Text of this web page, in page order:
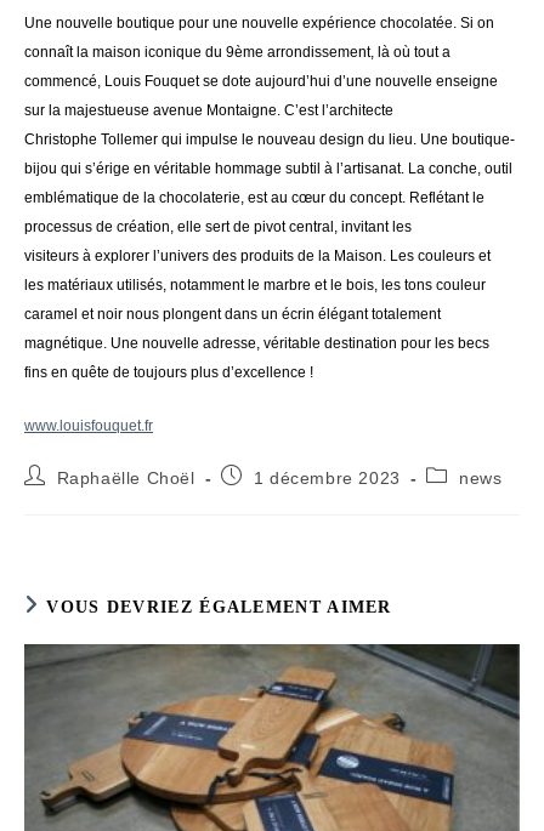
Une nouvelle boutique pour une nouvelle expérience chocolatée. Si on
connaît la maison iconique du 9ème arrondissement, là où tout a
commencé, Louis Fouquet se dote aujourd’hui d’une nouvelle enseigne
sur la majestueuse avenue Montaigne. C’est l’architecte
Christophe Tollemer qui impulse le nouveau design du lieu. Une boutique-
bijou qui s’érige en véritable hommage subtil à l’artisanat. La conche, outil
emblématique de la chocolaterie, estau cœur du concept. Reflétantle
processus de création, elle sert de pivot central, invitant les
visiteurs à explorer l’univers des produits de la Maison. Les couleurs et
les matériaux utilisés, notamment le marbre et le bois, les tons couleur
caramel et noir nous plongent dans un écrin éléganttotalement
magnétique. Une nouvelle adresse, véritable destination pour les becs
fins en quête de toujours plus d’excellence !
www.louisfouquet.fr
Auteur/autrice
Raphaëlle Choël
Publication
1 décembre 2023
Postnews
VOUS DEVRIEZ ÉGALEMENT AIMER